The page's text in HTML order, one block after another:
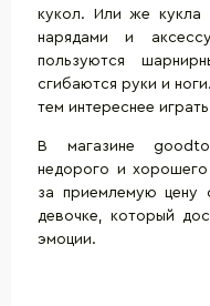
кукол. Или же кукла
нарядами и
пользуются
сгибаются руки и
тем интереснее
В магазине
недорого и
за приемлемую цену
девочке, который
эмоции.